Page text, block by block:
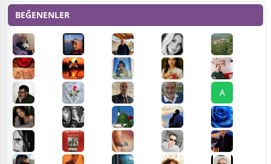
BEĞENENLER
A